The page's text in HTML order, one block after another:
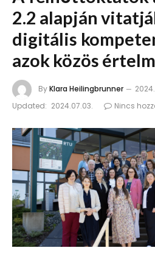
2.2 alapján
digitális
azok közös
ByKlara Heilingbrunner
Updated: 2024.07.03. Nincs